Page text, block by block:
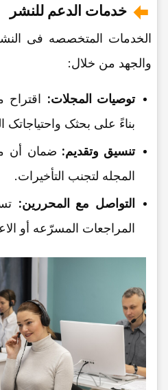
خدمات الدعم للنشر
الخدمات المتخصصه فی
والجهد من خلال:
توصیات المجلات:
بناءً على بحثک واحتیاجاتک
تنسیق وتقدیم: ضمان أن
المجله لتجنب التأخیرات.
التواصل مع المحررین:
المراجعات المسرّعه أو